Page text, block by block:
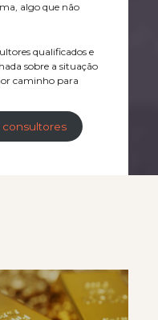
algo que não
qualificados e
sobre a situação
caminho para
consultores